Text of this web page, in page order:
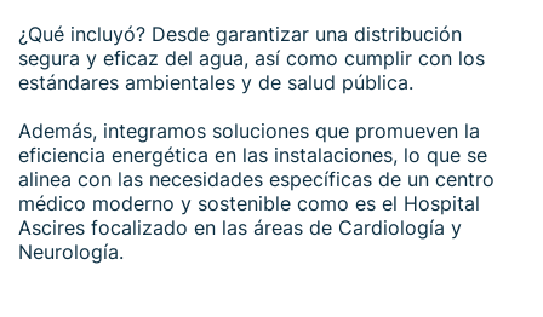
¿Qué incluyó? Desde garantizar una distribución
segura y eficaz del agua, así como cumplir con los
estándares ambientales y de salud pública.
Además, integramos soluciones que promueven la
eficiencia energética en las instalaciones, lo que se
alinea con las necesidades específicas de un centro
médico moderno y sostenible como es el Hospital
Ascires focalizado en las áreas de Cardiología y
Neurología.